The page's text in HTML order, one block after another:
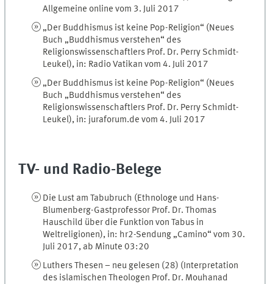
Allgemeine online vom 3. Juli 2017
„Der Buddhismus ist keine Pop-Religion“ (Neues
Buch „Buddhismus verstehen“ des
Religionswissenschaftlers Prof. Dr. Perry Schmidt-
Leukel), in: Radio Vatikan vom 4. Juli 2017
„Der Buddhismus ist keine Pop-Religion“ (Neues
Buch „Buddhismus verstehen“ des
Religionswissenschaftlers Prof. Dr. Perry Schmidt-
Leukel), in: juraforum.de vom 4. Juli 2017
TV- und Radio-Belege
Die Lust am Tabubruch (Ethnologe und Hans-
Blumenberg-Gastprofessor Prof. Dr. Thomas
Hauschild über die Funktion von Tabus in
Weltreligionen), in: hr2-Sendung „Camino“ vom 30.
Juli 2017, ab Minute 03:20
Luthers Thesen – neu gelesen (28) (Interpretation
des islamischen Theologen Prof. Dr. Mouhanad